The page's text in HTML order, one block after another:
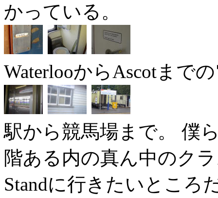
かっている。
WaterlooからAscotまで
駅から競馬場まで。 僕
階ある内の真ん中のク
Standに行きたいところ